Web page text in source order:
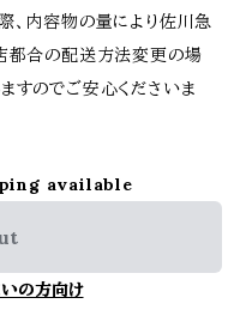
、内容物の量により佐川急
都合の配送方法変更の場
すのでご安心くださいま
available
の方向け